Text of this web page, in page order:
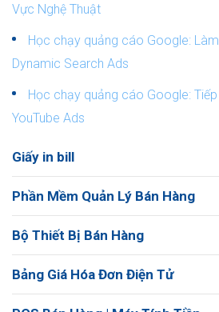
Vực Nghệ Thuật
Học chạy quảng cáo Google:
Dynamic Search Ads
Học chạy quảng cáo Google:
YouTube Ads
Giấy in bill
Phần Mềm Quản Lý Bán Hàng
Bộ Thiết Bị Bán Hàng
Bảng Giá Hóa Đơn Điện Tử